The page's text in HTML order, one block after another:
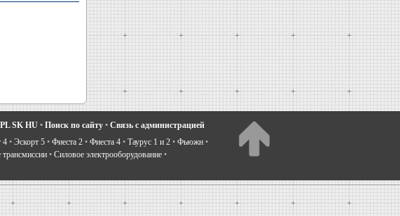
PL SK HU • Поиск по сайту • Связь с администрацией
4 • Эскорт 5 • Фиеста 2 • Фиеста 4 • Таурус 1 и 2 • Фьюжн •
• Силовое электрооборудование •